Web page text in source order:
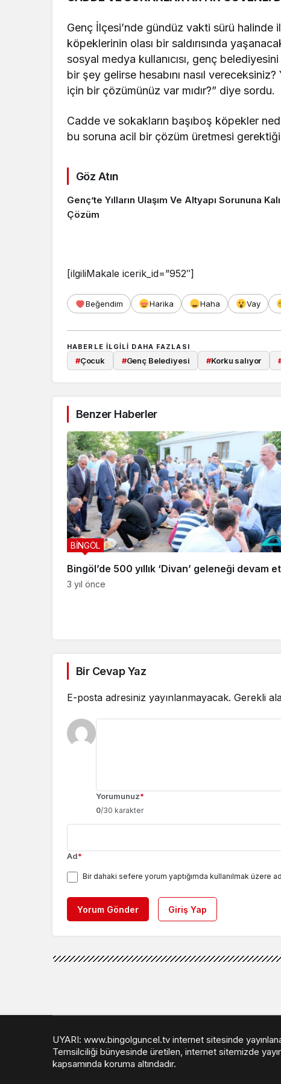
Genç İlçesi’nde gündüz vakti sürü
köpeklerinin olası bir saldırısında
sosyal medya kullanıcısı, genç
bir şey gelirse hesabını nasıl
için bir çözümünüz var mıdır?” diye sordu.
Cadde ve sokakların başıboş köpekler
bu soruna acil bir çözüm üretmesi gerektiği
Göz Atın
Genç’te Yılların Ulaşım Ve Altyapı Sorununa
Çözüm
[ilgiliMakale icerik_id=”952″]
Beğendim Harika Haha Vay
HABERLE ILGILI DAHA FAZLASI
#Çocuk #Genç Belediyesi #Korku salıyor
Benzer Haberler
Bingöl’de 500 yıllık ‘Divan’ geleneği devam
BİNGÖL
3 yıl önce
Bir Cevap Yaz
E-posta adresiniz yayınlanmayacak. Gerekli
Yorumunuz*
0/30 karakter
Ad*
Bir dahaki sefere yorum yaptığımda kullanılmak üzere
Yorum Gönder Giriş Yap
UYARI: www.bingolguncel.tv internet sitesinde
Temsilciliği bünyesinde üretilen, internet sitemizde
kapsamında koruma altındadır.